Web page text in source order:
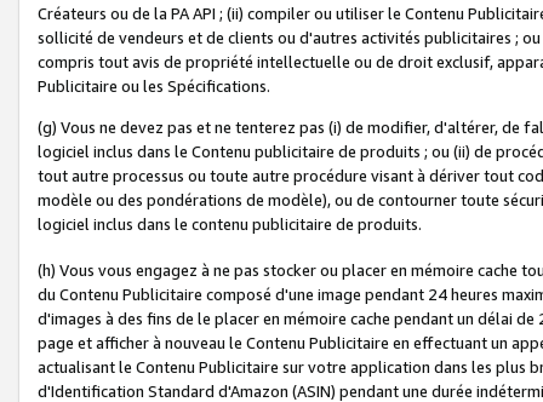
Créateurs ou de la PA API ; (ii) compiler ou utiliser le Contenu
sollicité de vendeurs et de clients ou d'autres activités publicitaires ;
compris tout avis de propriété intellectuelle ou de droit exclusif,
Publicitaire ou les Spécifications.
(g) Vous ne devez pas et ne tenterez pas (i) de modifier, d'altérer, de
logiciel inclus dans le Contenu publicitaire de produits ; ou (ii) de
tout autre processus ou toute autre procédure visant à dériver tout
modèle ou des pondérations de modèle), ou de contourner toute
logiciel inclus dans le contenu publicitaire de produits.
(h) Vous vous engagez à ne pas stocker ou placer en mémoire cache
du Contenu Publicitaire composé d'une image pendant 24 heures
d'images à des fins de le placer en mémoire cache pendant un délai
page et afficher à nouveau le Contenu Publicitaire en effectuant un
actualisant le Contenu Publicitaire sur votre application dans les plus
d'Identification Standard d'Amazon (ASIN) pendant une durée